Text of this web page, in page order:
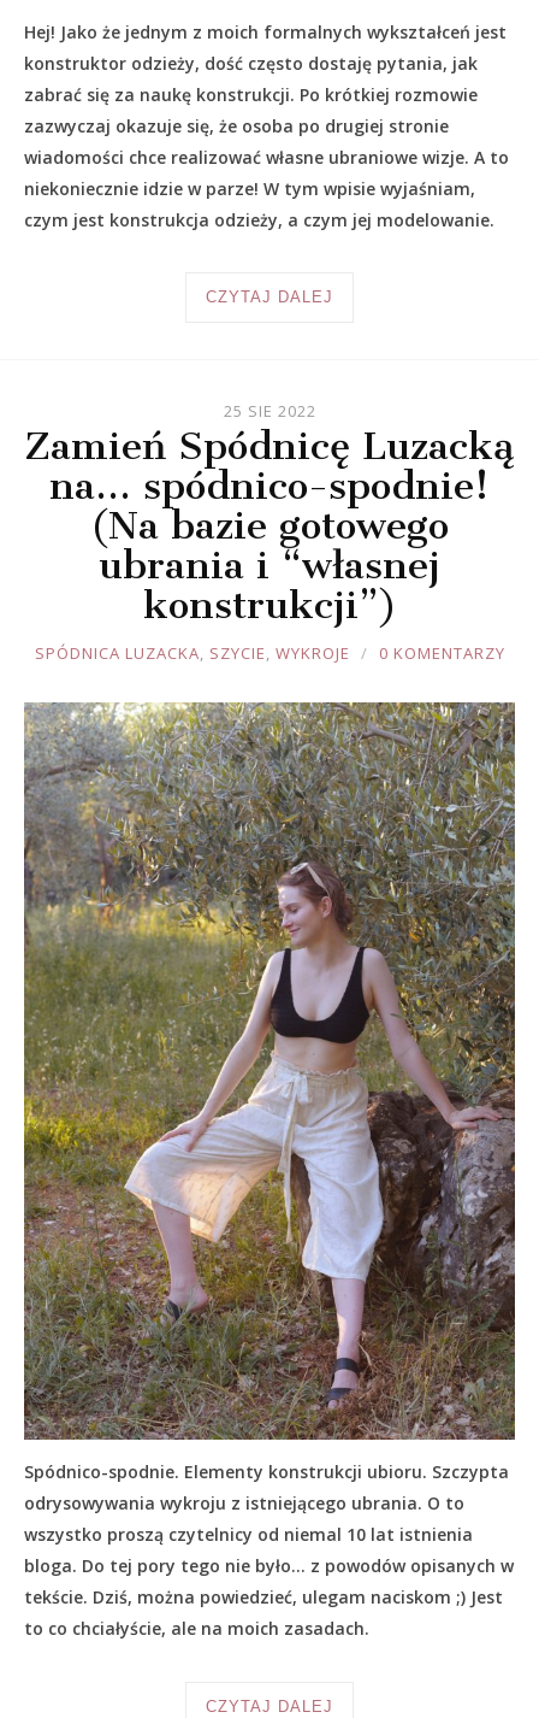
Hej! Jako że jednym z moich formalnych wykształceń jest
konstruktor odzieży, dość często dostaję pytania, jak
zabrać się za naukę konstrukcji. Po krótkiej rozmowie
zazwyczaj okazuje się, że osoba po drugiej stronie
wiadomości chce realizować własne ubraniowe wizje. A to
niekoniecznie idzie w parze! W tym wpisie wyjaśniam,
czym jest konstrukcja odzieży, a czym jej modelowanie.
CZYTAJ DALEJ
25 SIE 2022
Zamień Spódnicę Luzacką
na… spódnico-spodnie!
(Na bazie gotowego
ubrania i “własnej
konstrukcji”)
JOULE
SPÓDNICA LUZACKA, SZYCIE, WYKROJE 0 KOMENTARZY
Spódnico-spodnie. Elementy konstrukcji ubioru. Szczypta
odrysowywania wykroju z istniejącego ubrania. O to
wszystko proszą czytelnicy od niemal 10 lat istnienia
bloga. Do tej pory tego nie było… z powodów opisanych w
tekście. Dziś, można powiedzieć, ulegam naciskom ;) Jest
to co chciałyście, ale na moich zasadach.
CZYTAJ DALEJ